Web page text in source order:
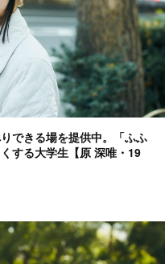
できる場を提供中。「ふふ
する大学生【原 深唯・19